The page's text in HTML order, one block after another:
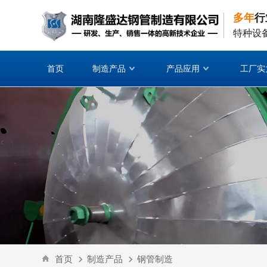
多年
特种设
首页 制造产品 产品应用 工厂
首页 制造产品 钢管制造